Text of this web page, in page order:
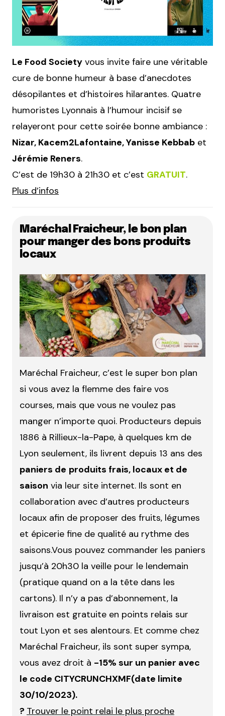
Le Food Society vous invite faire une véritable
cure de bonne humeur à base d’anecdotes
désopilantes et d’histoires hilarantes. Quatre
humoristes Lyonnais à l’humour incisif se
relayeront pour cette soirée bonne ambiance :
Nizar, Kacem2Lafontaine, Yanisse Kebbab et
Jérémie Reners.
C’est de 19h30 à 21h30 et c’est GRATUIT.
Plus d’infos
Maréchal Fraicheur, le bon plan
pour manger des bons produits
locaux
Maréchal Fraicheur, c’est le super bon plan
si vous avez la flemme des faire vos
courses, mais que vous ne voulez pas
manger n’importe quoi. Producteurs depuis
1886 à Rillieux-la-Pape, à quelques km de
Lyon seulement, ils livrent depuis 13 ans des
paniers de produits frais, locaux et de
saison via leur site internet. Ils sont en
collaboration avec d’autres producteurs
locaux afin de proposer des fruits, légumes
et épicerie fine de qualité au rythme des
saisons.Vous pouvez commander les paniers
jusqu’à 20h30 la veille pour le lendemain
(pratique quand on a la tête dans les
cartons). Il n’y a pas d’abonnement, la
livraison est gratuite en points relais sur
tout Lyon et ses alentours. Et comme chez
Maréchal Fraicheur, ils sont super sympa,
vous avez droit à -15% sur un panier avec
le code CITYCRUNCHXMF(date limite
30/10/2023).
? Trouver le point relai le plus proche